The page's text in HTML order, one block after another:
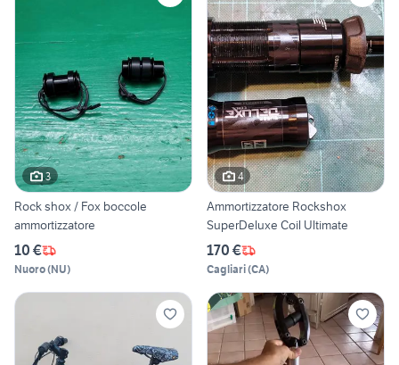
3
Rock shox / Fox boccole
ammortizzatore
10 €
Nuoro(NU)
4
Ammortizzatore Rockshox
SuperDeluxe Coil Ultimate
170 €
Cagliari(CA)